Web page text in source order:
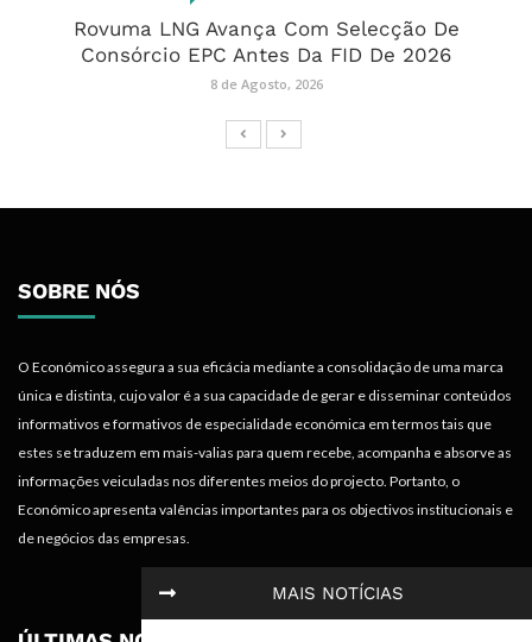
MAIS NOTÍCIAS
Rovuma LNG Avança Com Selecção De
Consórcio EPC Antes Da FID De 2026
8 de Agosto, 2026
SOBRE NÓS
O Económico assegura a sua eficácia mediante a consolidação de uma marca
única e distinta, cujo valor é a sua capacidade de gerar e disseminar conteúdos
informativos e formativos de especialidade económica em termos tais que
estes se traduzem em mais-valias para quem recebe, acompanha e absorve as
informações veiculadas nos diferentes meios do projecto. Portanto, o
Económico apresenta valências importantes para os objectivos institucionais e
de negócios das empresas.